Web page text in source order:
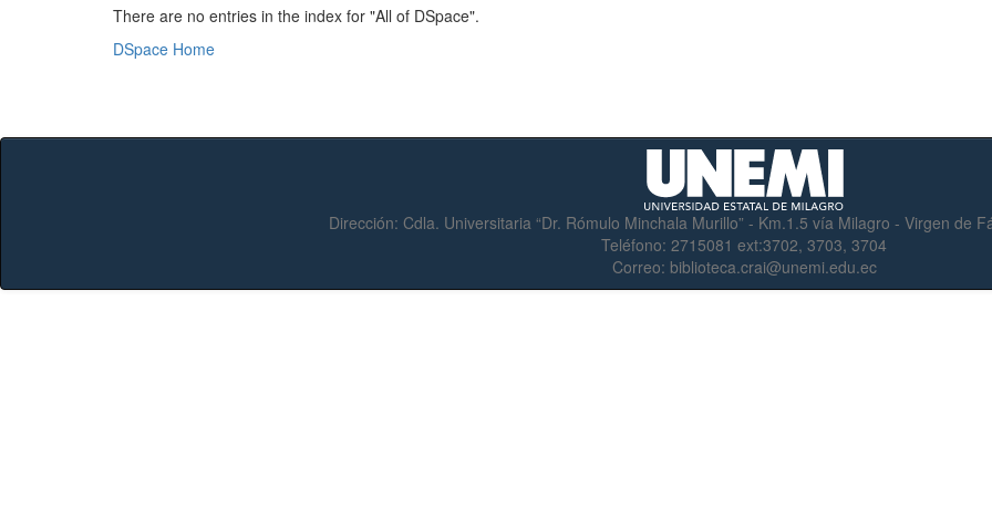
There are no entries in the index for "All of DSpace".
DSpace Home
Dirección: Cdla. Universitaria “Dr. Rómulo Minchala Murillo” - Km.1.5 vía Milagro - Virgen de
Teléfono: 2715081 ext:3702, 3703, 3704
Correo: biblioteca.crai@unemi.edu.ec